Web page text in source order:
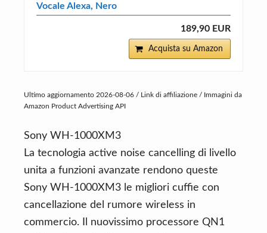
Vocale Alexa, Nero
189,90 EUR
Acquista su Amazon
Ultimo aggiornamento 2026-08-06 / Link di affiliazione / Immagini da
Amazon Product Advertising API
Sony WH-1000XM3
La tecnologia active noise cancelling di livello
unita a funzioni avanzate rendono queste
Sony WH-1000XM3 le migliori cuffie con
cancellazione del rumore wireless in
commercio. Il nuovissimo processore QN1